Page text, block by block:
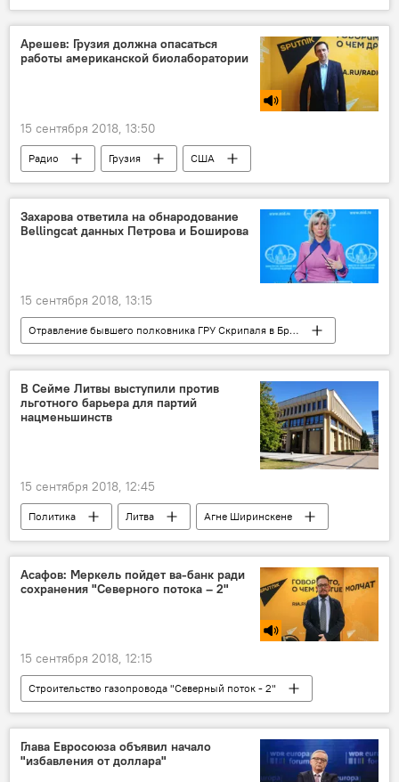
Литва Хорватия
Арешев: Грузия должна опасаться
работы американской биолаборатории
15 сентября 2018, 13:50
Радио Грузия
США
Пентагон
Захарова ответила на обнародование
Bellingcat данных Петрова и Боширова
15 сентября 2018, 13:15
Отравление бывшего полковника ГРУ Скрипаля в Британии
В мире
Мария Захарова
МИД России
Юлия Скрипаль
Сергей Скрипаль
Великобритания
В Сейме Литвы выступили против
льготного барьера для партий
нацменьшинств
15 сентября 2018, 12:45
Политика Литва
Агне Ширинскене
Сейм Литвы
Асафов: Меркель пойдет ва-банк ради
сохранения "Северного потока – 2"
15 сентября 2018, 12:15
Строительство газопровода "Северный поток - 2"
Радио
"Северный поток – 2"
Германия
Евросоюз (ЕС)
Литва
Ангела Меркель
США
Глава Евросоюза объявил начало
"избавления от доллара"